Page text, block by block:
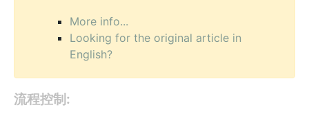
More info...
Looking for the original article in
English?
流程控制: